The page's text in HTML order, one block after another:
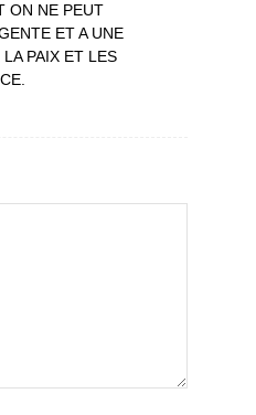
ON NE PEUT
ET A UNE
PAIX ET LES